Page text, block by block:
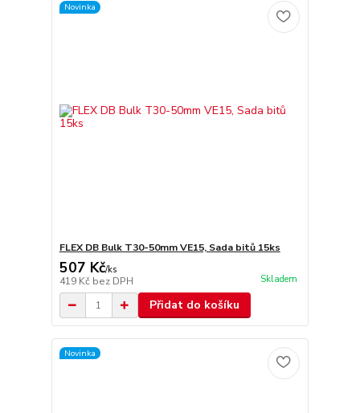
Novinka
FLEX DB Bulk T30-50mm VE15, Sada bitů 15ks
507 Kč/ks
419 Kč bez DPH Skladem
Přidat do košíku
Novinka